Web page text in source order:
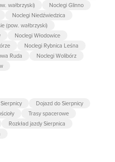
wałbrzyski)
Noclegi Glinno
Noclegi Niedźwiedzica
(pow. wałbrzyski)
Noclegi Włodowice
Noclegi Rybnica Leśna
Ruda
Noclegi Wolibórz
Dojazd do Sierpnicy
Trasy spacerowe
Rozkład jazdy Sierpnica